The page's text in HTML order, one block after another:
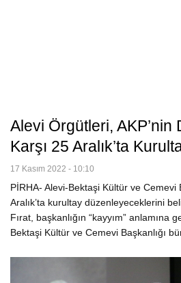
Alevi Örgütleri, AKP’nin
Karşı 25 Aralık’ta
17 Kasım 2022 - 10:10
PİRHA- Alevi-Bektaşi Kültür ve Cemevi
Aralık’ta kurultay düzenleyeceklerini
Fırat, başkanlığın “kayyım” anlamına
Bektaşi Kültür ve Cemevi Başkanlığı